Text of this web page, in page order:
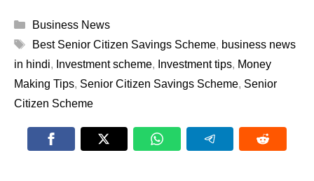
Categories
Business News
Tags
Best Senior Citizen Savings Scheme, business news
in hindi, Investment scheme, Investment tips, Money
Making Tips, Senior Citizen Savings Scheme, Senior
Citizen Scheme